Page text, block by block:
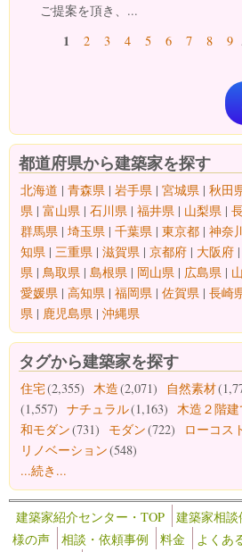
ご提案を頂き、...
ページ1 2 3 4 5 6 7 8 9
都道府県から建築家を探す
北海道 | 青森県 | 岩手県 | 宮城県 | 秋田
県 | 富山県 | 石川県 | 福井県 | 山梨県 |
群馬県 | 埼玉県 | 千葉県 | 東京都 | 神奈
知県 | 三重県 | 滋賀県 | 京都府 | 大阪府 |
県 | 鳥取県 | 島根県 | 岡山県 | 広島県 |
愛媛県 | 高知県 | 福岡県 | 佐賀県 | 長崎
県 | 鹿児島県 | 沖縄県
タグから建築家を探す
住宅(2,355) 木造(2,071) 自然素材
(1,557) ナチュラル(1,163) 木造２階建
和モダン(731) モダン(722) ローコス
リノベーション(548)
...続き...
建築家紹介センター・TOP 建築家相
様の声
相談・依頼事例 料金 よくあ